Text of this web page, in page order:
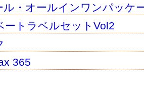
ル・オールインワンパッケ
ートラベルセットVol2
365